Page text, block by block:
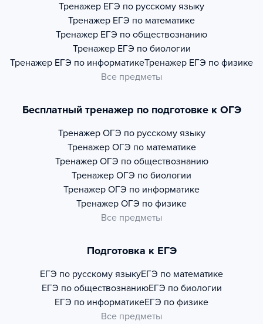
Тренажер ЕГЭ по русскому языку
Тренажер ЕГЭ по математике
Тренажер ЕГЭ по обществознанию
Тренажер ЕГЭ по биологии
Тренажер ЕГЭ по информатикеТренажер ЕГЭ по физике
Все предметы
Бесплатный тренажер по подготовке к ОГЭ
Тренажер ОГЭ по русскому языку
Тренажер ОГЭ по математике
Тренажер ОГЭ по обществознанию
Тренажер ОГЭ по биологии
Тренажер ОГЭ по информатике
Тренажер ОГЭ по физике
Все предметы
Подготовка к ЕГЭ
ЕГЭ по русскому языкуЕГЭ по математике
ЕГЭ по обществознаниюЕГЭ по биологии
ЕГЭ по информатикеЕГЭ по физике
Все предметы